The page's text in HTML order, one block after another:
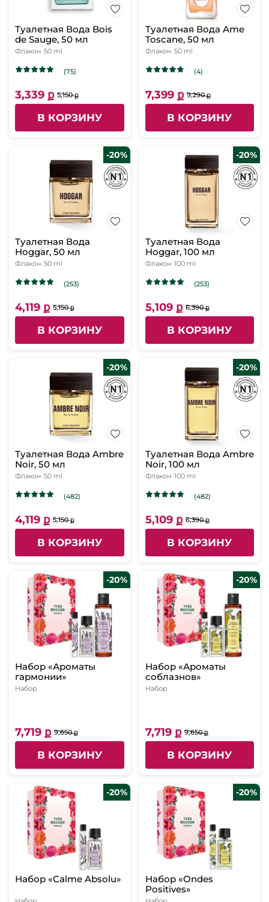
Туалетная Вода Bois
de Sauge, 50 мл
Флакон 50 ml
(75)
3,339 ք 5,150 ք
В КОРЗИНУ
Туалетная Вода Ame
Toscane, 50 мл
Флакон 50 ml
(4)
7,399 ք 9,290 ք
В КОРЗИНУ
-20%
Туалетная Вода
Hoggar, 50 мл
Флакон 50 ml
(253)
4,119 ք 5,150 ք
В КОРЗИНУ
-20%
Туалетная Вода
Hoggar, 100 мл
Флакон 100 ml
(253)
5,109 ք 6,390 ք
В КОРЗИНУ
-20%
Туалетная Вода Ambre
Noir, 50 мл
Флакон 50 ml
(482)
4,119 ք 5,150 ք
В КОРЗИНУ
-20%
Туалетная Вода Ambre
Noir, 100 мл
Флакон 100 ml
(482)
5,109 ք 6,390 ք
В КОРЗИНУ
-20%
Набор «Ароматы
гармонии»
Набор
7,719 ք 9,650 ք
В КОРЗИНУ
-20%
Набор «Ароматы
соблазнов»
Набор
7,719 ք 9,650 ք
В КОРЗИНУ
-20%
Набор «Calme Absolu»
-20%
Набор «Ondes
Positives»